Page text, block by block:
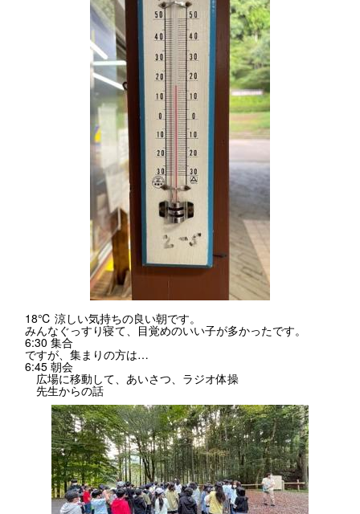
18℃ 涼しい気持ちの良い朝です。
みんなぐっすり寝て、目覚めのいい子が多かったです。
6:30 集合
ですが、集まりの方は…
6:45 朝会
広場に移動して、あいさつ、ラジオ体操
先生からの話